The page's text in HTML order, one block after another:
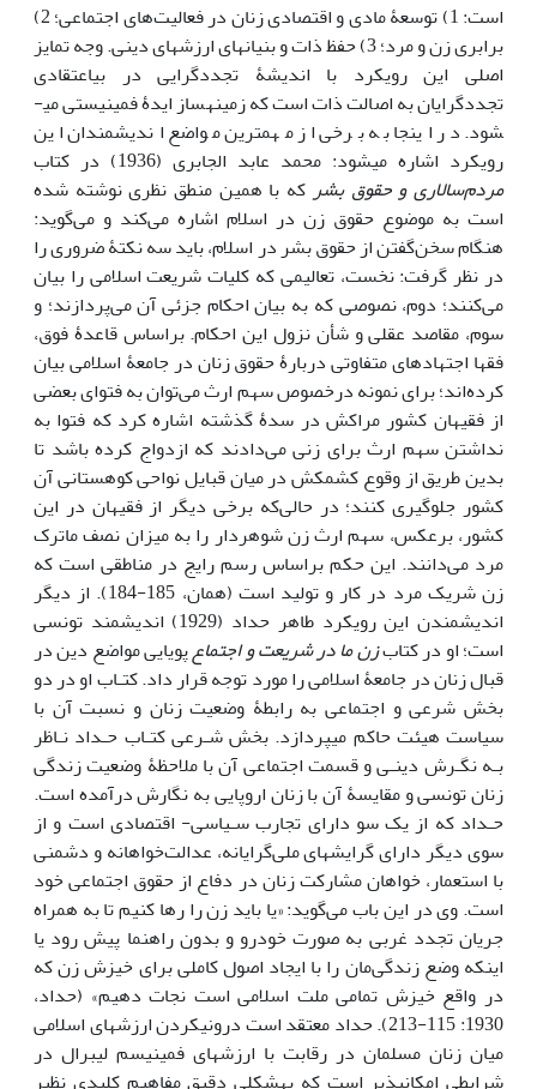
است: 1) توسعۀ مادی و اقتصادی زنان در فعالیت‌های اجتماعی؛ 2)
برابری زن و مرد؛ 3) حفظ ذات و بنیان­های ارزش­های دینی. وجه تمایز
اصلی این رویکرد با اندیشۀ تجددگرایی در بی‏اعتقادی
تجددگرایان به اصالت ذات است که زمینه‏ساز ایدۀ فمینیستی می­
شود. در اینجا به برخی از مهم‏ترین مواضع اندیشمندان این
رویکرد اشاره می­شود: محمد عابد الجابری (1936) در کتاب
مردم‌سالاری و حقوق بشرکه با همین منطق نظری نوشته شده
است به موضوع حقوق زن در اسلام اشاره می‌کند و می‌گوید:
هنگام سخن‌گفتن از حقوق بشر در اسلام، باید سه نکتۀ ضروری را
در نظر گرفت:‌ نخست، تعالیمی که کلیات شریعت اسلامی را بیان
می‌کنند؛ دوم، نصوصی که به بیان احکام جزئی آن می‌پردازند؛ و
سوم، مقاصد عقلی و شأن نزول این احکام. براساس قاعدۀ فوق،
فقها اجتهادهای متفاوتی دربارۀ حقوق زنان در جامعۀ اسلامی بیان
کرده‌اند؛ برای نمونه درخصوص سهم ارث می‌توان به فتوای بعضی
از فقیهان کشور مراکش در سدۀ گذشته اشاره کرد که فتوا به
نداشتن سهم ارث برای زنی می‌دادند که ازدواج کرده باشد تا
بدین طریق از وقوع کشمکش در میان قبایل نواحی کوهستانی آن
کشور جلوگیری کنند؛ در حالی‌که برخی دیگر از فقیهان در این
کشور، برعکس، سهم ارث زن شوهردار را به میزان نصف ماترک
مرد می‌دانند. این حکم براساس رسم رایج در مناطقی است که
زن شریک مرد در کار و تولید است (همان، 185-184). از دیگر
اندیشمندن این رویکرد طاهر حداد (1929) اندیشمند تونسی
است؛ او در کتابزن ما در شریعت و اجتماعپویایی مواضع دین در
قبال زنان در جامعۀ اسلامی را مورد توجه قرار داد. کتـاب او در دو
بخش شرعی و اجتماعی به رابطۀ وضعیت زنان و نسبت آن با
سیاست هیئت حاکم می­پردازد. بخش شـرعی کتـاب حـداد نـاظر
بـه نگـرش دینـی و قسمت اجتماعی آن با ملاحظۀ وضعیت زندگی
زنان تونسی و مقایسۀ آن با زنان اروپایی به نگارش درآمده است.
حـداد که از یک سو دارای تجارب سـیاسی- اقتصادی است و از
سوی دیگر دارای گرایش­های ملی‌گرایانه، عدالت‌خواهانه و دشمنی
با استعمار، خواهان مشارکت زنان در دفاع از حقوق اجتماعی خود
است. وی در این باب می‌گوید: «یا باید زن را رها کنیم تا به همراه
جریان تجدد غربی به صورت خودرو و بدون راهنما پیش رود یا
اینکه وضع زندگی‌مان را با ایجاد اصول کاملی برای خیزش زن که
در واقع خیزش تمامی ملت اسلامی است نجات دهیم» (حداد،‌
1930: 115-213). حداد معتقد است درونی‏کردن ارزش­های اسلامی
میان زنان مسلمان در رقابت با ارزش­های فمینیسم لیبرال در